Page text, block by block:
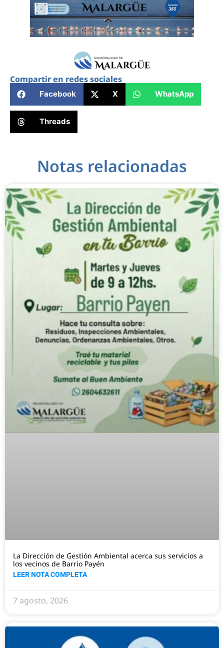
Compartir en redes sociales
Facebook X WhatsApp
Threads
Notas relacionadas
La Dirección de Gestión Ambiental acerca sus servicios a
los vecinos de Barrio Payén
LEER NOTA COMPLETA
7 agosto, 2026